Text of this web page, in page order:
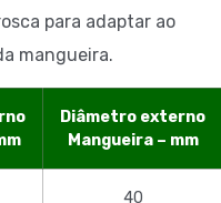
para adaptar ao
mangueira.
Diâmetro externo
Mangueira – mm
40